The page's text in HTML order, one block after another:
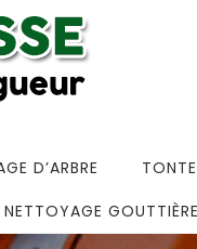
D’ARBRE
NETTOYAGE